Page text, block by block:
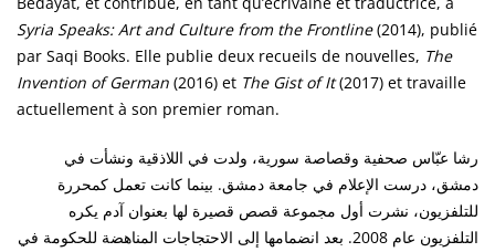
Syria Speaks: Art and Culture from the Frontline(2014), publié
par Saqi Books. Elle publie deux recueils de nouvelles, The
Invention of German (2016) et The Gist of It(2017) et travaille
actuellement à son premier roman.
رشا عبّاس صحفية وقصاصة سورية، ولدت في اللاذقية ونشأت في
دمشق، درست الإعلام في جامعة دمشق. بينما كانت تعمل كمحررة
للتلفزيون، نشرت أول مجموعة قصص قصيرة لها بعنوان آدم يكره
التلفزيون عام 2008. بعد انضمامها إلى الاحتجاجات المناهضة للحكومة في